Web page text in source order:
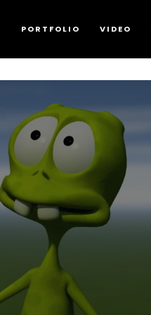
PORTFOLIO VIDEO